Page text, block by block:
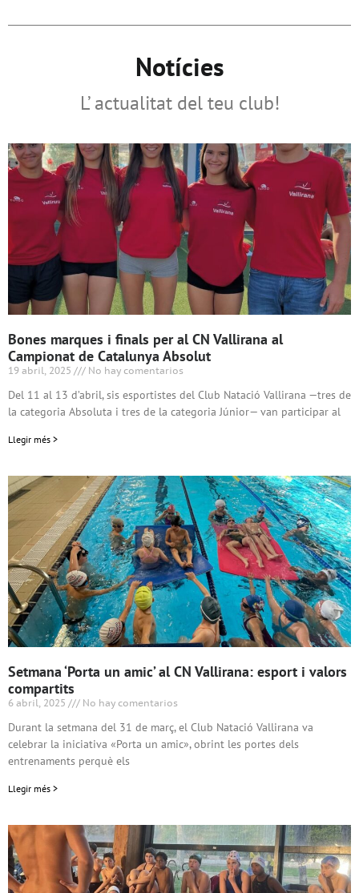
Notícies
L’ actualitat del teu club!
Bones marques i finals per al CN Vallirana al
Campionat de Catalunya Absolut
19 abril, 2025 No hay comentarios
Del 11 al 13 d’abril, sis esportistes del Club Natació Vallirana —tres de
la categoria Absoluta i tres de la categoria Júnior— van participar al
Llegir més >
Setmana ‘Porta un amic’ al CN Vallirana: esport i valors
compartits
6 abril, 2025 No hay comentarios
Durant la setmana del 31 de març, el Club Natació Vallirana va
celebrar la iniciativa «Porta un amic», obrint les portes dels
entrenaments perquè els
Llegir més >